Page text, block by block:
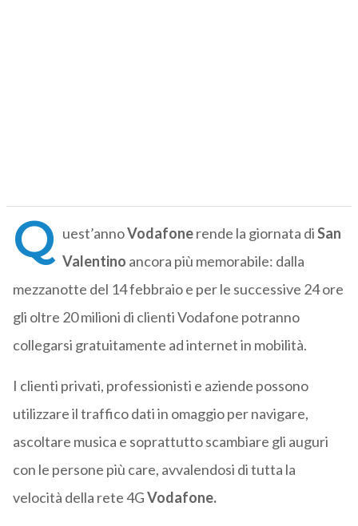
Q uest’annoVodafonerende la giornata diSan
Valentino ancora più memorabile: dalla
mezzanotte del 14 febbraio e per le successive 24 ore
gli oltre 20 milioni di clienti Vodafone potranno
collegarsi gratuitamente ad internet in mobilità.
I clienti privati, professionisti e aziende possono
utilizzare il traffico dati in omaggio per navigare,
ascoltare musica e soprattutto scambiare gli auguri
con le persone più care, avvalendosi di tutta la
velocità della rete 4GVodafone.